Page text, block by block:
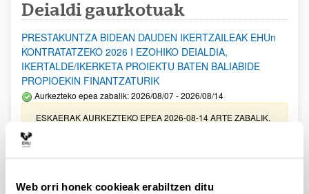
Web orri honek cookieak erabiltzen ditu
Deialdi gaurkotuak
PRESTAKUNTZA BIDEAN DAUDEN IKERTZAILEAK EHUn
KONTRATATZEKO 2026 I EZOHIKO DEIALDIA,
IKERTALDE/IKERKETA PROIEKTU BATEN BALIABIDE
PROPIOEKIN FINANTZATURIK
Aurkezteko epea zabalik: 2026/08/07 - 2026/08/14
ESKAERAK AURKEZTEKO EPEA 2026-08-14 ARTE ZABALIK.
UPV/EHUn Azpiegitura Zientifikoa eta Funts Bibliografikoak